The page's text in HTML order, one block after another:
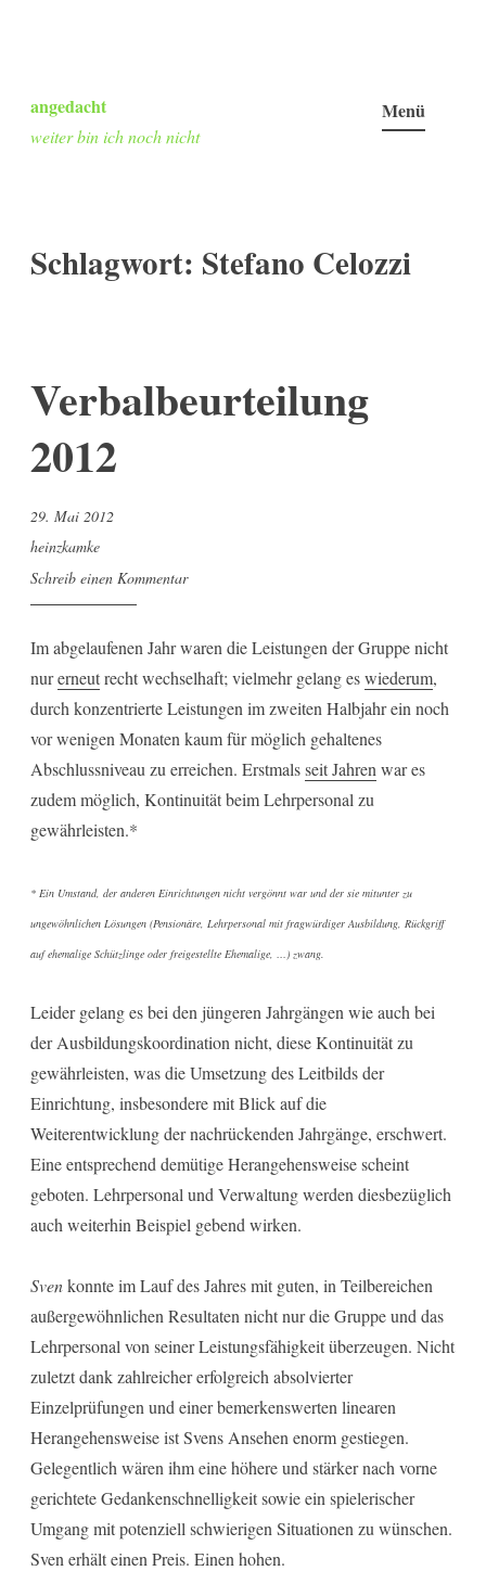
Inhalt
springen
angedacht
weiter bin ich noch nicht
Menü
Schlagwort: Stefano Celozzi
Verbalbeurteilung
2012
29. Mai 2012
heinzkamke
Schreib einen Kommentar
Im abgelaufenen Jahr waren die Leistungen der Gruppe nicht
nurerneutrecht wechselhaft; vielmehr gelang eswiederum,
durch konzentrierte Leistungen im zweiten Halbjahr ein noch
vor wenigen Monaten kaum für möglich gehaltenes
Abschlussniveau zu erreichen. Erstmalsseit Jahren war es
zudem möglich, Kontinuität beim Lehrpersonal zu
gewährleisten.*
* Ein Umstand, der anderen Einrichtungen nicht vergönnt war und der sie mitunter zu
ungewöhnlichen Lösungen (Pensionäre, Lehrpersonal mit fragwürdiger Ausbildung, Rückgriff
auf ehemalige Schützlinge oder freigestellte Ehemalige, …) zwang.
Leider gelang es bei den jüngeren Jahrgängen wie auch bei
der Ausbildungskoordination nicht, diese Kontinuität zu
gewährleisten, was die Umsetzung des Leitbilds der
Einrichtung, insbesondere mit Blick auf die
Weiterentwicklung der nachrückenden Jahrgänge, erschwert.
Eine entsprechend demütige Herangehensweise scheint
geboten. Lehrpersonal und Verwaltung werden diesbezüglich
auch weiterhin Beispiel gebend wirken.
Svenkonnte im Lauf des Jahres mit guten, in Teilbereichen
außergewöhnlichen Resultaten nicht nur die Gruppe und das
Lehrpersonal von seiner Leistungsfähigkeit überzeugen. Nicht
zuletzt dank zahlreicher erfolgreich absolvierter
Einzelprüfungen und einer bemerkenswerten linearen
Herangehensweise ist Svens Ansehen enorm gestiegen.
Gelegentlich wären ihm eine höhere und stärker nach vorne
gerichtete Gedankenschnelligkeit sowie ein spielerischer
Umgang mit potenziell schwierigen Situationen zu wünschen.
Sven erhält einen Preis. Einen hohen.